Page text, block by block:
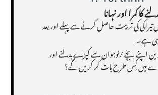
تیراکی کی تربیت حاصل کرنے سے پہلے اور بعد
ہے۔
اپنے بچّے /نوجوان سے کپڑے بدلنے اور
میں کِس طرح بات کر کریں گے؟